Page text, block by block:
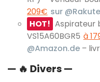
209€ sur
HOT! Aspirateur
VS15A60BGR5 à
@Amazon.de –
— 🔥 Divers —